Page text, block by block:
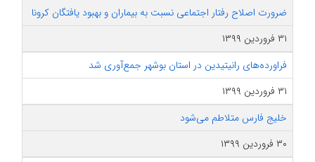
ضرورت اصلاح رفتار اجتماعی نسبت به بیماران و بهبود یافتگان کرونا
۳۱ فروردین ۱۳۹۹
فراورده‌های رانیتیدین در استان بوشهر جمع‌آوری شد
۳۱ فروردین ۱۳۹۹
خلیج فارس متلاطم می‌شود
۳۰ فروردین ۱۳۹۹